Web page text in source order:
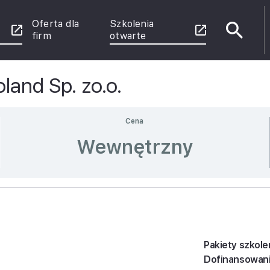
Oferta dla
firm
Szkolenia
otwarte
Sp. zo.o.
Cena
Wewnętrzny
Pakiety